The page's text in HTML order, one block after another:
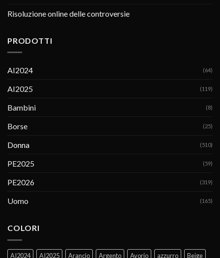
Risoluzione online delle controversie
PRODOTTI
AI2024 (64)
AI2025 (119)
Bambini (8)
Borse (25)
Donna (510)
PE2025 (59)
PE2026 (319)
Uomo (165)
COLORI
AI2024 AI2025 Arancio Argento Avorio azzurro Beige